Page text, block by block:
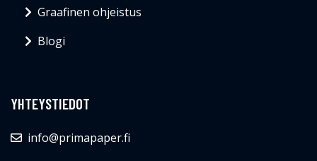
Graafinen ohjeistus
Blogi
YHTEYSTIEDOT
info@primapaper.fi